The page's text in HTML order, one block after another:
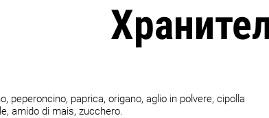
peperoncino, paprica, origano, aglio in polvere, cipolla
amido di mais, zucchero.